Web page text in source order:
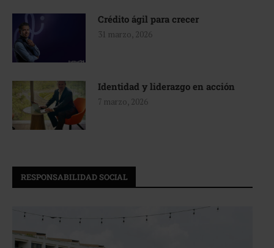
Crédito ágil para crecer
31 marzo, 2026
Identidad y liderazgo en acción
7 marzo, 2026
RESPONSABILIDAD SOCIAL